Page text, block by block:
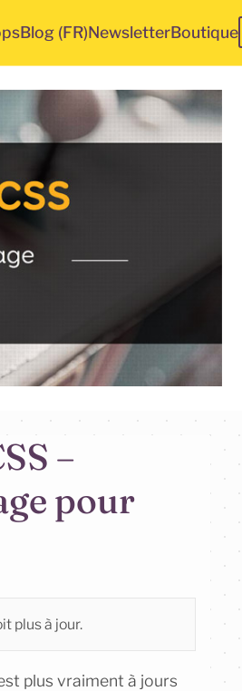
Blog (FR)NewsletterBoutique
–
pour
plus à jour.
plus vraiment à jours